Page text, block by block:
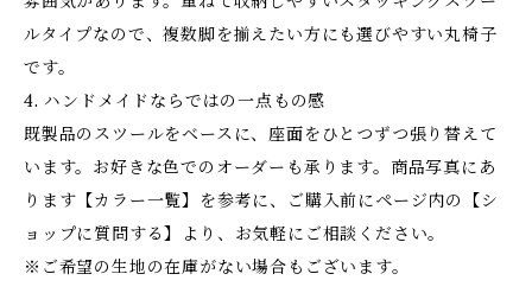
ルタイプなので、複数脚を揃えたい方にも選びやすい丸椅子
です。
4. ハンドメイドならではの一点もの感
既製品のスツールをベースに、座面をひとつずつ張り替えて
います。お好きな色でのオーダーも承ります。商品写真にあ
ります【カラー一覧】を参考に、ご購入前にページ内の【シ
ョップに質問する】より、お気軽にご相談ください。
※ご希望の生地の在庫がない場合もございます。